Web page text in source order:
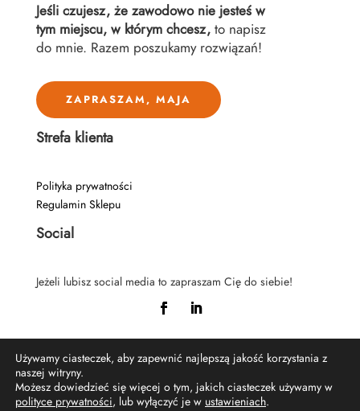
Jeśli czujesz, że zawodowo nie jesteś w
tym miejscu, w którym chcesz,to napisz
do mnie. Razem poszukamy rozwiązań!
ZAPRASZAM, MAJA
Strefa klienta
Polityka prywatności
Regulamin Sklepu
Social
Jeżeli lubisz social media to zapraszam Cię do siebie!
© Copyright | Wszelkie prawa zastrzeżone. Żyję po
swojemu Maja Klonowska
Używamy ciasteczek, aby zapewnić najlepszą jakość korzystania z
naszej witryny.
Możesz dowiedzieć się więcej o tym, jakich ciasteczek używamy w
polityce prywatności, lub wyłączyć je w ustawieniach.